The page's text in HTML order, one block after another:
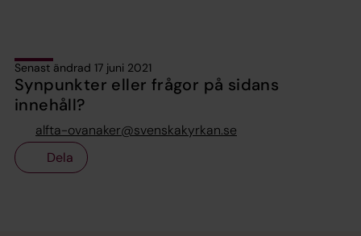
Senast ändrad 17 juni 2021
Synpunkter eller frågor på sidans
innehåll?
alfta-ovanaker@svenskakyrkan.se
Dela